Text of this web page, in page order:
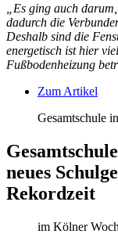
„Es ging auch
dadurch die
Deshalb sind die
energetisch ist hier
Fußbodenheizung
Zum Artikel
Gesamtschule
neues
Rekordzeit
im Kölner